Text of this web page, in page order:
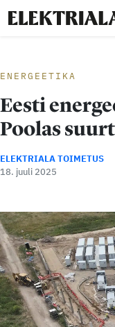
Liigu sisu juurde
ENERGEETIKA
Eesti
Poolas
ELEKTRIALA TOIMETUS
18. juuli 2025